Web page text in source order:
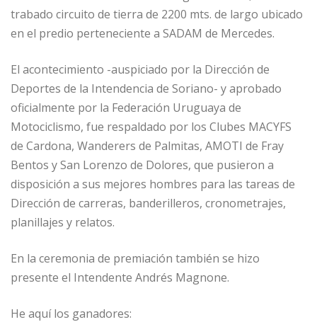
trabado circuito de tierra de 2200 mts. de largo ubicado
en el predio perteneciente a SADAM de Mercedes.
El acontecimiento -auspiciado por la Dirección de
Deportes de la Intendencia de Soriano- y aprobado
oficialmente por la Federación Uruguaya de
Motociclismo, fue respaldado por los Clubes MACYFS
de Cardona, Wanderers de Palmitas, AMOTI de Fray
Bentos y San Lorenzo de Dolores, que pusieron a
disposición a sus mejores hombres para las tareas de
Dirección de carreras, banderilleros, cronometrajes,
planillajes y relatos.
En la ceremonia de premiación también se hizo
presente el Intendente Andrés Magnone.
He aquí los ganadores: